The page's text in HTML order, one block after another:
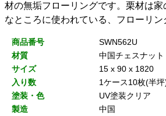
材の無垢フローリングです。栗材は
なところに使われている、フローリン
商品番号
SWN562U
材質
中国チェスナット
サイズ
15 x 90 x 1820
入り数
1ケース10枚(半坪
塗装・色
UV塗装クリア
製造
中国